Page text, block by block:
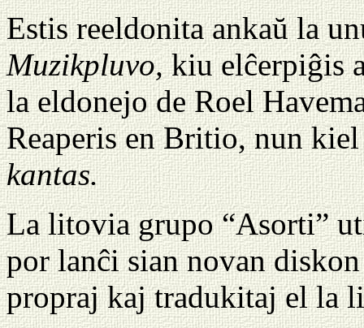
Estis reeldonita ankaŭ la
Muzikpluvo,kiu elĉerpiĝis
la eldonejo de Roel
Reaperis en Britio, nun
kantas.
La litovia grupo “Asorti”
por lanĉi sian novan
propraj kaj tradukitaj el la